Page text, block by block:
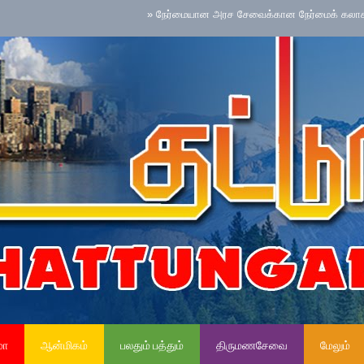
நேர்மையான அரச சேவைக்கான நேர்மைக் கலாசாரம்
ஆன்மிகம் பலதும் பத்தும் திருமணசேவை மேலும்